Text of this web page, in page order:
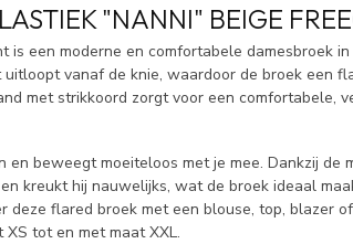
"NANNI" BEIGE
is een moderne en comfortabele damesbroek
vanaf de knie, waardoor de broek een
met strikkoord zorgt voor een comfortabele,
beweegt moeiteloos met je mee. Dankzij de
kreukt hij nauwelijks, wat de broek ideaal
deze flared broek met een blouse, top, blazer
tot en met maat XXL.